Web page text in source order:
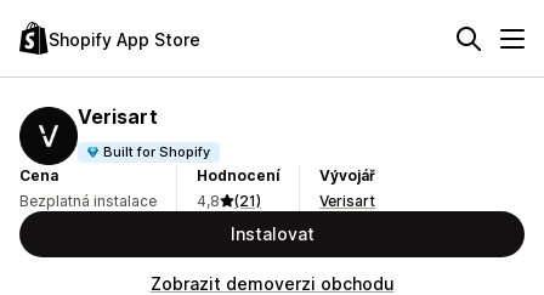
Shopify App Store
Verisart
Built for Shopify
Cena
Bezplatná instalace
Hodnocení
4,8
(21)
Vývojář
Verisart
Instalovat
Zobrazit demoverzi obchodu